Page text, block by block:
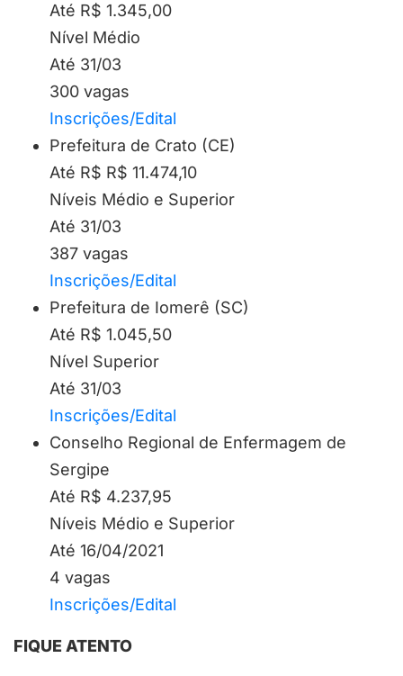
Até R$ 1.345,00
Nível Médio
Até 31/03
300 vagas
Inscrições/Edital
Prefeitura de Crato (CE)
Até R$ R$ 11.474,10
Níveis Médio e Superior
Até 31/03
387 vagas
Inscrições/Edital
Prefeitura de Iomerê (SC)
Até R$ 1.045,50
Nível Superior
Até 31/03
Inscrições/Edital
Conselho Regional de Enfermagem de
Sergipe
Até R$ 4.237,95
Níveis Médio e Superior
Até 16/04/2021
4 vagas
Inscrições/Edital
FIQUE ATENTO